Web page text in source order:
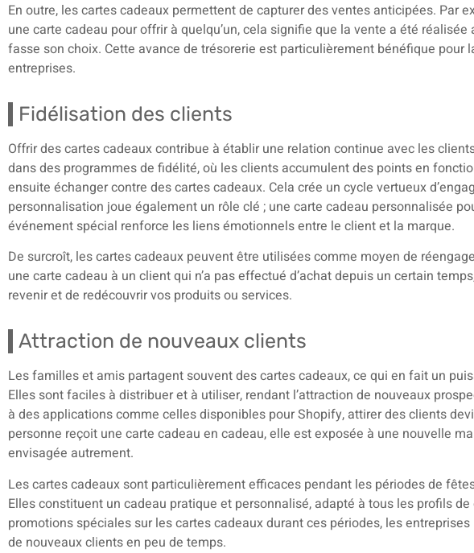
En outre, les cartes cadeaux permettent de capturer des ventes anticipées. Par
une carte cadeau pour offrir à quelqu’un, cela signifie que la vente a été
fasse son choix. Cette avance de trésorerie est particulièrement bénéfique pour
entreprises.
Fidélisation des clients
Offrir des cartes cadeaux contribue à établir une relation continue avec les
dans des programmes de fidélité, où les clients accumulent des points en
ensuite échanger contre des cartes cadeaux. Cela crée un cycle vertueux
personnalisation joue également un rôle clé ; une carte cadeau personnalisée
événement spécial renforce les liens émotionnels entre le client et la marque.
De surcroît, les cartes cadeaux peuvent être utilisées comme moyen de
une carte cadeau à un client qui n’a pas effectué d’achat depuis un certain
revenir et de redécouvrir vos produits ou services.
Attraction de nouveaux clients
Les familles et amis partagent souvent des cartes cadeaux, ce qui en fait un
Elles sont faciles à distribuer et à utiliser, rendant l’attraction de nouveaux
à des applications comme celles disponibles pour Shopify, attirer des clients
personne reçoit une carte cadeau en cadeau, elle est exposée à une nouvelle
envisagée autrement.
Les cartes cadeaux sont particulièrement efficaces pendant les périodes de
Elles constituent un cadeau pratique et personnalisé, adapté à tous les profils
promotions spéciales sur les cartes cadeaux durant ces périodes, les
de nouveaux clients en peu de temps.